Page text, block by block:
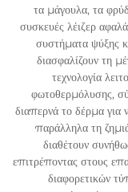
τα μάγουλα, τα
συσκευές λέιζερ
συστήματα ψύξης
διασφαλίζουν τη
τεχνολογία
φωτοθερμόλυσης,
διαπερνά το δέρμα για
παράλληλα τη
διαθέτουν
επιτρέποντας στους
διαφορετικών